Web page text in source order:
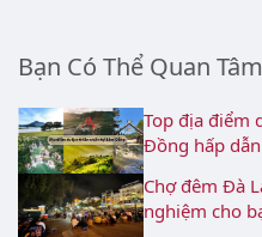
Bạn Có Thể Quan Tâm
Top địa điểm
Đồng hấp
Chợ đêm Đà
nghiệm cho